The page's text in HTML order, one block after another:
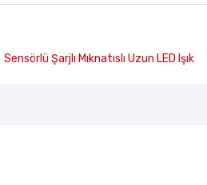
ANASAYFA ÇOK
Sensörlü Şarjlı Mıknatıslı Uzun LED Işık